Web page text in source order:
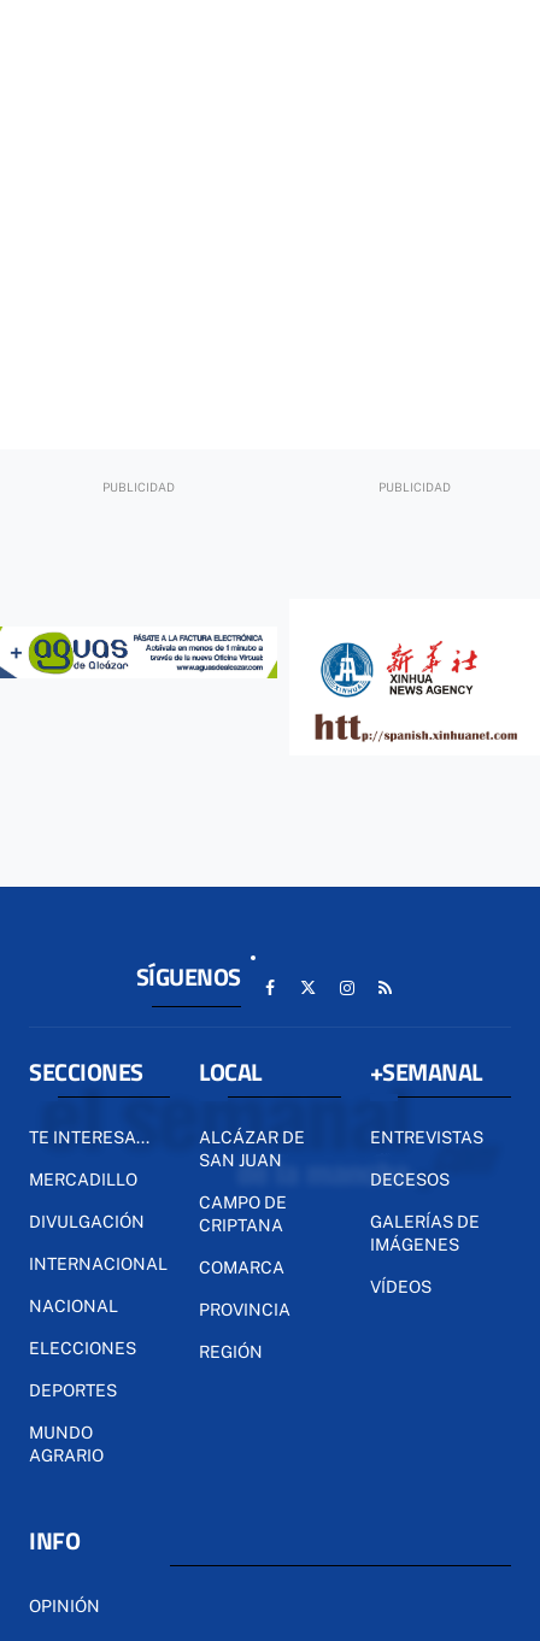
SÍGUENOS
SECCIONES
TE INTERESA...
MERCADILLO
DIVULGACIÓN
INTERNACIONAL
NACIONAL
ELECCIONES
DEPORTES
MUNDO
AGRARIO
LOCAL
ALCÁZAR DE
SAN JUAN
CAMPO DE
CRIPTANA
COMARCA
PROVINCIA
REGIÓN
+SEMANAL
ENTREVISTAS
DECESOS
GALERÍAS DE
IMÁGENES
VÍDEOS
INFO
OPINIÓN